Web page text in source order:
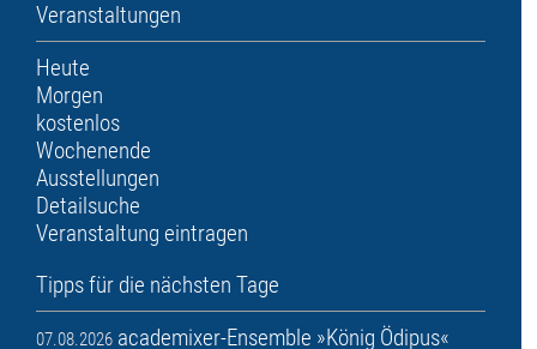
Veranstaltungen
Heute
Morgen
kostenlos
Wochenende
Ausstellungen
Detailsuche
Veranstaltung eintragen
Tipps für die nächsten Tage
07.08.2026 academixer-Ensemble »König Ödipus«